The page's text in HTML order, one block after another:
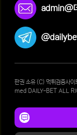
admin@
판권 소유 (C) 먹튀검증사
med DAILY-BET ALL